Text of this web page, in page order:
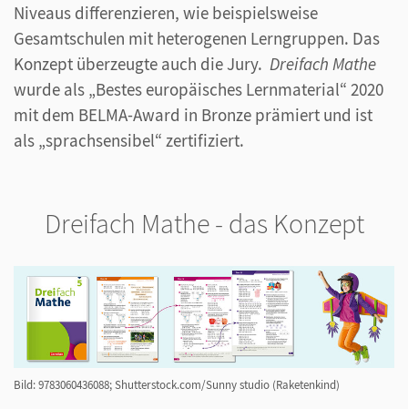
Niveaus differenzieren, wie beispielsweise
Gesamtschulen mit heterogenen Lerngruppen. Das
Konzept überzeugte auch die Jury. Dreifach Mathe
wurde als „Bestes europäisches Lernmaterial“ 2020
mit dem BELMA-Award in Bronze prämiert und ist
als „sprachsensibel“ zertifiziert.
Dreifach Mathe - das Konzept
Bild: 9783060436088; Shutterstock.com/Sunny studio (Raketenkind)